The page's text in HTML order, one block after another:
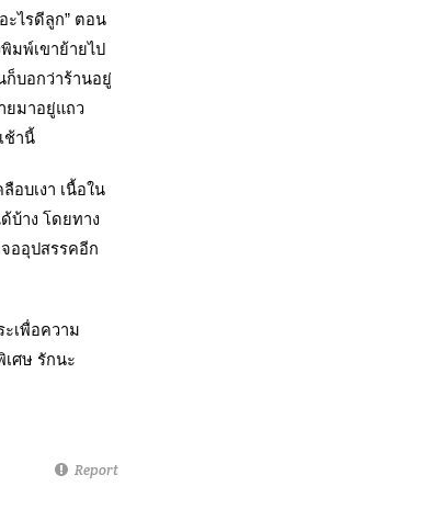
ะไรดีลูก” ตอน
มพ์เขาย้ายไป
บอกว่าร้านอยู่
ยมาอยู่แถว
ช้านี้
อบเงา เนื้อใน
บ้าง โดยทาง
ออุปสรรคอีก
เพื่อความ
ศษ รักนะ
Report